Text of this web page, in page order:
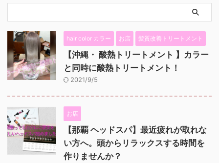
hair color カラー お店 髪質改善トリートメント
【沖縄・ 酸熱トリートメント 】カラー
と同時に酸熱トリートメント！
2021/9/5
お店
【那覇 ヘッドスパ】最近疲れが取れな
い方へ。頭からリラックスする時間を
作りませんか？